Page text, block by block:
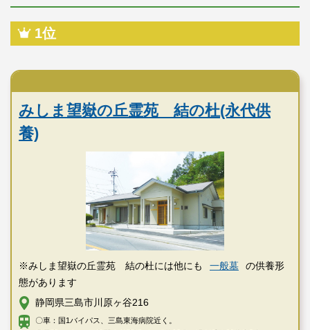
1位
みしま望嶽の丘霊苑 結の杜(永代供
養)
※みしま望嶽の丘霊苑 結の杜には他にも 一般墓
の供養形
態があります
静岡県三島市川原ヶ谷216
〇車：国1バイパス、三島東海病院近く。